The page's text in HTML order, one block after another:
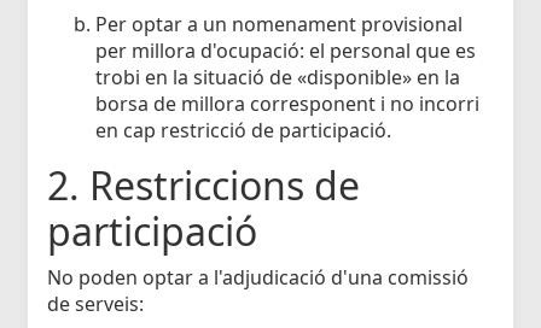
Per optar a un nomenament provisional
per millora d'ocupació: el personal que es
trobi en la situació de «disponible» en la
borsa de millora corresponent i no incorri
en cap restricció de participació.
2. Restriccions de
participació
No poden optar a l'adjudicació d'una comissió
de serveis: